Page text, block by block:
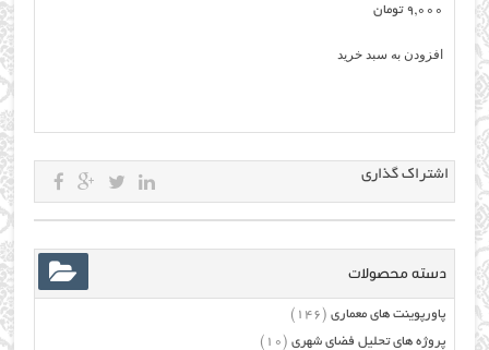
9,000 تومان
افزودن به سبد خرید
اشتراک گذاری
دسته محصولات
پاورپوینت های معماری (146)
پروژه های تحلیل فضای شهری (10)